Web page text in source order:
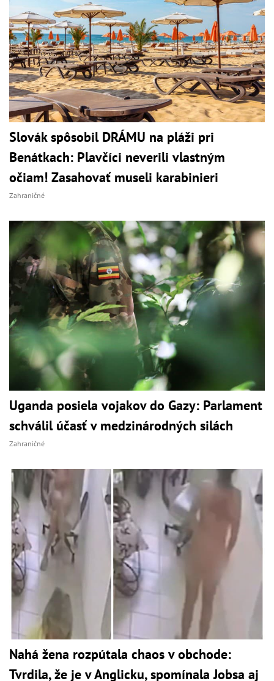
Slovák spôsobil DRÁMU na pláži pri
Benátkach: Plavčíci neverili vlastným
očiam! Zasahovať museli karabinieri
Zahraničné
Uganda posiela vojakov do Gazy: Parlament
schválil účasť v medzinárodných silách
Zahraničné
Nahá žena rozpútala chaos v obchode:
Tvrdila, že je v Anglicku, spomínala Jobsa aj